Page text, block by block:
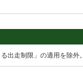
出走制限」の適用を除外。